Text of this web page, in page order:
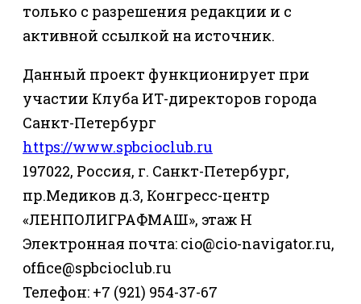
только с разрешения редакции и с
активной ссылкой на источник.
Данный проект функционирует при
участии Клуба ИТ-директоров города
Санкт-Петербург
https://www.spbcioclub.ru
197022, Россия, г. Санкт-Петербург,
пр.Медиков д.3, Конгресс-центр
«ЛЕНПОЛИГРАФМАШ», этаж Н
Электронная почта: cio@cio-navigator.ru,
office@spbcioclub.ru
Телефон: +7 (921) 954-37-67